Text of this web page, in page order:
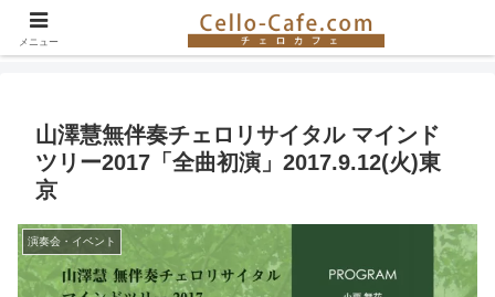
チェロ奏者やチェロ教室の紹介、イベント情報など。チェロの楽しさを伝える
サイト！
山澤慧無伴奏チェロリサイタル マインド
ツリー2017「全曲初演」2017.9.12(火)東
京
演奏会・イベント
メニュー